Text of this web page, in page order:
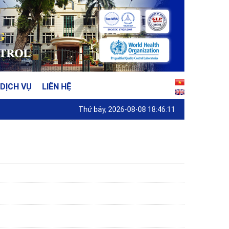
DỊCH VỤ LIÊN HỆ
Thứ bảy, 2026-08-08 18:46:11